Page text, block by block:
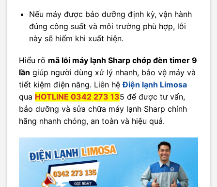
Nếu máy được bảo dưỡng định kỳ, vận hành
đúng công suất và môi trường phù hợp, lỗi
này sẽ hiếm khi xuất hiện.
Hiểu rõ mã lỗi máy lạnh Sharp chớp đèn timer 9
lần giúp người dùng xử lý nhanh, bảo vệ máy và
tiết kiệm điện năng. Liên hệĐiện lạnh Limosa
qua HOTLINE 0342 273 135 để được tư vấn,
bảo dưỡng và sửa chữa máy lạnh Sharp chính
hãng nhanh chóng, an toàn và hiệu quả.